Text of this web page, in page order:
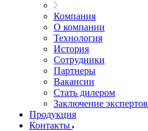
Компания
О компании
Технология
История
Сотрудники
Партнеры
Вакансии
Стать дилером
Заключение экспертов
Продукция
Контакты